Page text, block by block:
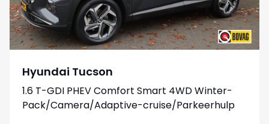
Hyundai Tucson
1.6 T-GDI PHEV Comfort Smart 4WD Winter-
Pack/Camera/Adaptive-cruise/Parkeerhulp